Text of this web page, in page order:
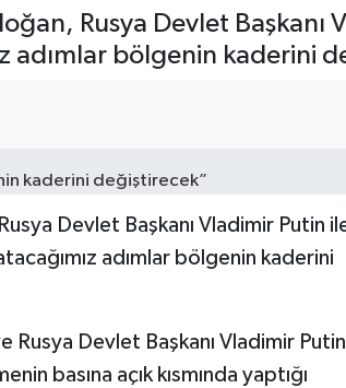
Rusya Devlet
adımlar bölgenin kaderini
Devlet Başkanı Vladimir Putin
adımlar bölgenin kaderini
Rusya Devlet Başkanı Vladimir Putin
basına açık kısmında yaptığı